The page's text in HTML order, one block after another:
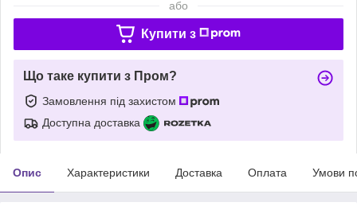
або
Купити з
Що таке купити з Пром?
Замовлення під захистом
Доступна доставка
Опис Характеристики Доставка Оплата Умови